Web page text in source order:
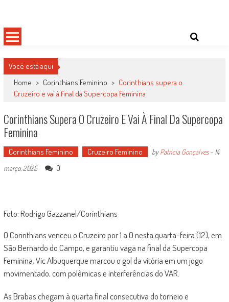
content
Você está aqui
Home > Corinthians Feminino > Corinthians supera o
Cruzeiro e vai à final da Supercopa Feminina
Corinthians Supera O Cruzeiro E Vai À Final Da Supercopa
Feminina
Corinthians Feminino Cruzeiro Feminino byPatricia Gonçalves- 14
março, 2025
0
Foto: Rodrigo Gazzanel/Corinthians
O Corinthians venceu o Cruzeiro por 1 a 0 nesta quarta-feira (12), em
São Bernardo do Campo, e garantiu vaga na final da Supercopa
Feminina. Vic Albuquerque marcou o gol da vitória em um jogo
movimentado, com polêmicas e interferências do VAR.
As Brabas chegam à quarta final consecutiva do torneio e